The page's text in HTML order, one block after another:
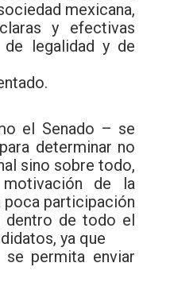
mexicana,
y efectivas
de legalidad y de
el Senado – se
determinar no
sino sobre todo,
de la
poca participación
dentro de todo el
ya que
permita enviar